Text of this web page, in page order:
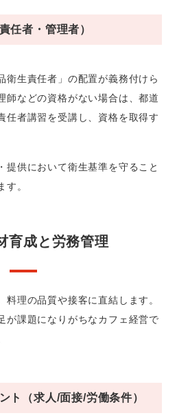
任者・管理者）
衛生責任者」の配置が義務付けら
師などの資格がない場合は、都道
任者講習を受講し、資格を取得す
提供において衛生基準を守ること
す。
育成と労務管理
料理の品質や接客に直結します。
が課題になりがちなカフェ経営で
ト（求人/面接/労働条件）